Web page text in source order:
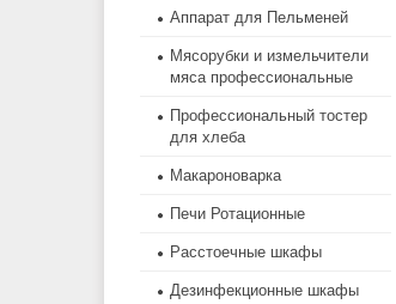
Аппарат для Пельменей
Мясорубки и измельчители
мяса профессиональные
Профессиональный тостер
для хлеба
Макароноварка
Печи Ротационные
Расстоечные шкафы
Дезинфекционные шкафы